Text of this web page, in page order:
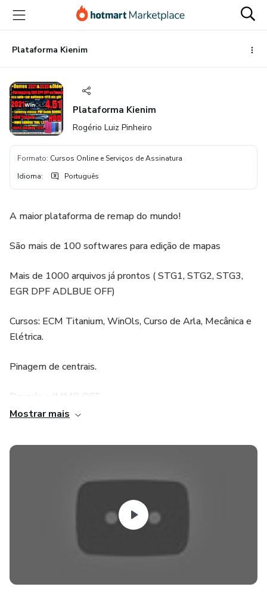
para
conteúdo
principal
para
pagamento
para
rodapé
Plataforma Kienim
Plataforma Kienim
Rogério Luiz Pinheiro
Formato: Cursos Online e Serviços de Assinatura
Idioma: Português
A maior plataforma de remap do mundo!
São mais de 100 softwares para edição de mapas
Mais de 1000 arquivos já prontos ( STG1, STG2, STG3,
EGR DPF ADLBUE OFF)
Cursos: ECM Titanium, WinOls, Curso de Arla, Mecânica e
Elétrica.
Pinagem de centrais.
Decode e IMMO OFF.
Mostrar mais